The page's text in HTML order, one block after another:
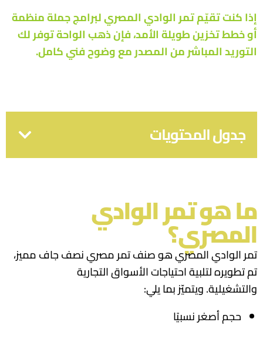
إذا كنت تقيّم تمر الوادي المصري لبرامج جملة منظمة
أو خطط تخزين طويلة الأمد، فإنذهب الواحةتوفر لك
التوريد المباشر من المصدر مع وضوح فني كامل.
جدول المحتويات
ما هو تمر الوادي
المصري؟
تمر الوادي المصري هو صنف تمر مصري نصف جاف مميز،
تم تطويره لتلبية احتياجات الأسواق التجارية
والتشغيلية. ويتميّز بما يلي:
حجم أصغر نسبيًا